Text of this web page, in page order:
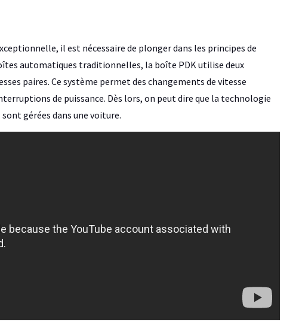
il est nécessaire de plonger dans les principes de
automatiques traditionnelles, la boîte PDK utilise deux
paires. Ce système permet des changements de vitesse
de puissance. Dès lors, on peut dire que la technologie
gérées dans une voiture.